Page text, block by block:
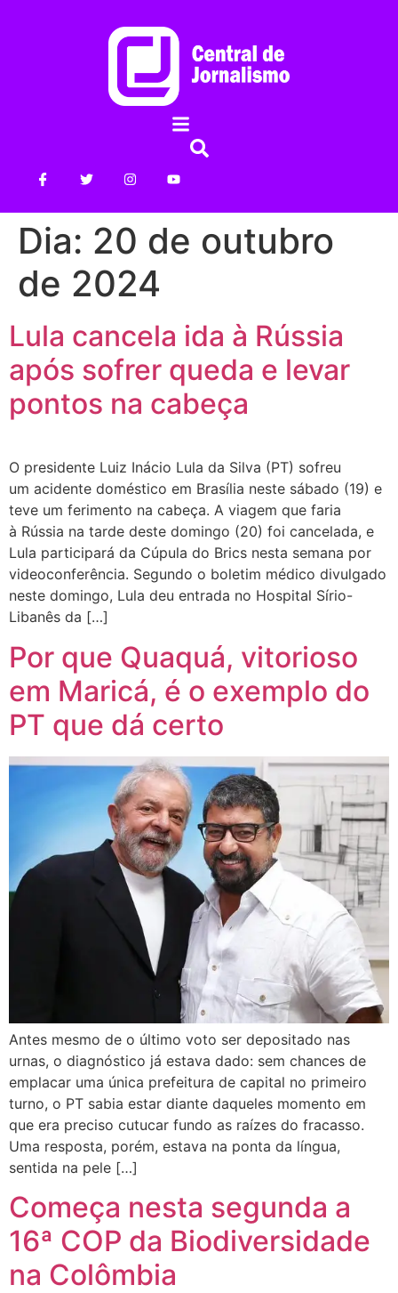
Dia: 20 de outubro
de 2024
Lula cancela ida à Rússia
após sofrer queda e levar
pontos na cabeça
O presidente Luiz Inácio Lula da Silva (PT) sofreu
um acidente doméstico em Brasília neste sábado (19) e
teve um ferimento na cabeça. A viagem que faria
à Rússia na tarde deste domingo (20) foi cancelada, e
Lula participará da Cúpula do Brics nesta semana por
videoconferência. Segundo o boletim médico divulgado
neste domingo, Lula deu entrada no Hospital Sírio-
Libanês da […]
Por que Quaquá, vitorioso
em Maricá, é o exemplo do
PT que dá certo
Antes mesmo de o último voto ser depositado nas
urnas, o diagnóstico já estava dado: sem chances de
emplacar uma única prefeitura de capital no primeiro
turno, o PT sabia estar diante daqueles momento em
que era preciso cutucar fundo as raízes do fracasso.
Uma resposta, porém, estava na ponta da língua,
sentida na pele […]
Começa nesta segunda a
16ª COP da Biodiversidade
na Colômbia